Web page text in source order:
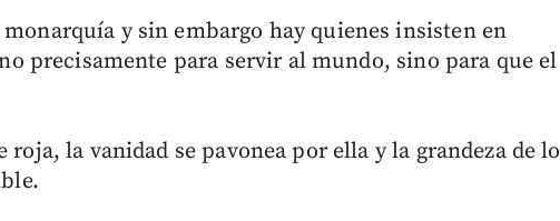
y sin embargo hay quienes insisten en
precisamente para servir al mundo, sino para que el
roja, la vanidad se pavonea por ella y la grandeza de lo